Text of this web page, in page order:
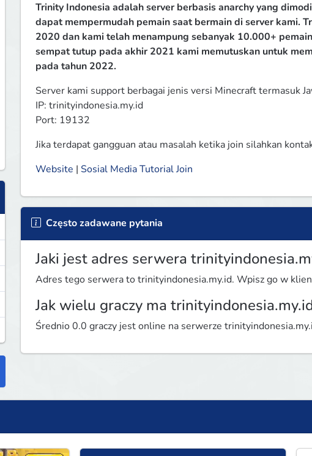
Trinity Indonesia adalah server berbasis anarchy yang
dapat mempermudah pemain saat bermain di server kami.
2020 dan kami telah menampung sebanyak 10.000+
sempat tutup pada akhir 2021 kami memutuskan untuk
pada tahun 2022.
Server kami support berbagai jenis versi Minecraft termasuk
IP: trinityindonesia.my.id
Port: 19132
Jika terdapat gangguan atau masalah ketika join silahkan
Website | Sosial Media Tutorial Join
Często zadawane pytania
Jaki jest adres serwera
Adres tego serwera to trinityindonesia.my.id. Wpisz go w
Jak wielu graczy ma
Średnio 0.0 graczy jest online na serwerze